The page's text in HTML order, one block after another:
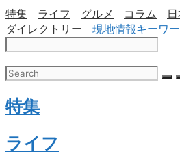
特集 ライフ グルメ コラム
ダイレクトリー
現地情報キーワ
特集
ライフ